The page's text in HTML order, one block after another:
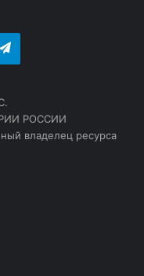
Telegram
РОССИИ
владелец ресурса